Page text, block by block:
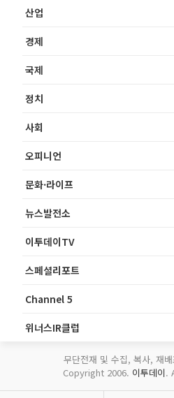
산업
경제
국제
정치
사회
오피니언
문화·라이프
뉴스발전소
이투데이TV
스페셜리포트
Channel 5
위너스IR클럽
무단전재 및 수집, 복사, 재
Copyright 2006. 이투데이.